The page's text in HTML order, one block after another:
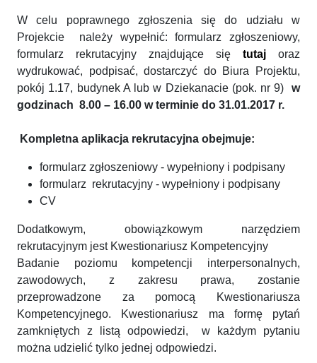
W celu poprawnego zgłoszenia się do udziału w
Projekcie należy wypełnić: formularz zgłoszeniowy,
formularz rekrutacyjny znajdujące się tutaj oraz
wydrukować, podpisać, dostarczyć do Biura Projektu,
pokój 1.17, budynek A lub w Dziekanacie (pok. nr 9) w
godzinach 8.00 – 16.00 w terminie do 31.01.2017 r.
Kompletna aplikacja rekrutacyjna obejmuje:
formularz zgłoszeniowy - wypełniony i podpisany
formularz rekrutacyjny - wypełniony i podpisany
CV
Dodatkowym, obowiązkowym narzędziem
rekrutacyjnym jest Kwestionariusz Kompetencyjny
Badanie poziomu kompetencji interpersonalnych,
zawodowych, z zakresu prawa, zostanie
przeprowadzone za pomocą Kwestionariusza
Kompetencyjnego. Kwestionariusz ma formę pytań
zamkniętych z listą odpowiedzi, w każdym pytaniu
można udzielić tylko jednej odpowiedzi.